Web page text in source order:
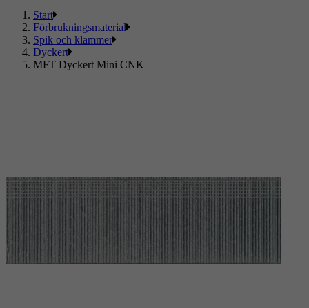
Start
Förbrukningsmaterial
Spik och klammer
Dyckert
MFT Dyckert Mini CNK